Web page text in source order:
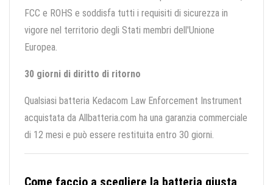
FCC e ROHS e soddisfa tutti i requisiti di sicurezza in
vigore nel territorio degli Stati membri dell'Unione
Europea.
30 giorni di diritto di ritorno
Qualsiasi batteria Kedacom Law Enforcement Instrument
acquistata da Allbatteria.com ha una garanzia commerciale
di 12 mesi e può essere restituita entro 30 giorni.